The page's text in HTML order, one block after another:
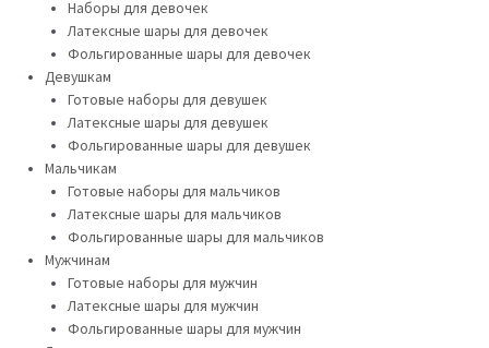
Наборы для девочек
Латексные шары для девочек
Фольгированные шары для девочек
Девушкам
Готовые наборы для девушек
Латексные шары для девушек
Фольгированные шары для девушек
Мальчикам
Готовые наборы для мальчиков
Латексные шары для мальчиков
Фольгированные шары для мальчиков
Мужчинам
Готовые наборы для мужчин
Латексные шары для мужчин
Фольгированные шары для мужчин